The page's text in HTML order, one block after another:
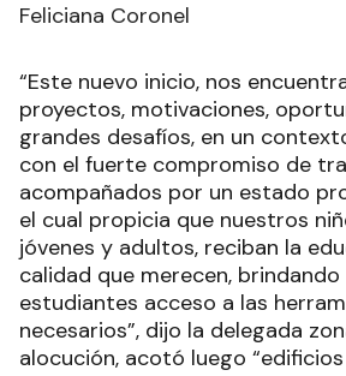
Feliciana Coronel
“Este nuevo inicio, nos
proyectos, motivaciones,
grandes desafíos, en un
con el fuerte compromiso de
acompañados por un estado
el cual propicia que nuestros
jóvenes y adultos, reciban la
calidad que merecen,
estudiantes acceso a las
necesarios”, dijo la delegada
alocución, acotó luego